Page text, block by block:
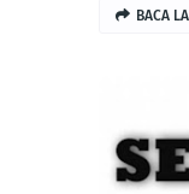
BACA